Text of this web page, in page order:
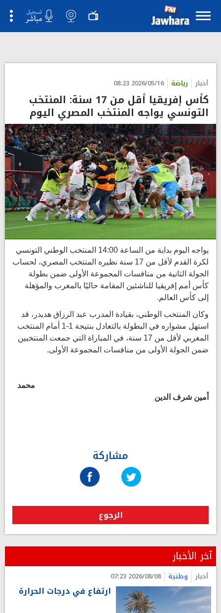
أخبار رياضة 2026/05/16 08:23
كأس إفريقيا أقل من 17 سنة: المنتخب
التونسي يواجه المنتخب المصري اليوم
يواجه اليوم بداية من الساعة 14:00 المنتخب الوطني التونسي
لكرة القدم لأقل من 17 سنة نظيره المنتخب المصري، لحساب
الجولة الثانية من منافسات المجموعة الأولى ضمن بطولة
كأس أمم إفريقيا للناشئين المقامة حاليًا بالمغرب والمؤهلة
إلى كأس العالم.
وكان المنتخب الوطني، بقيادة المدرب عبد الرزاق هديدر، قد
استهل مشواره في البطولة بالتعادل بنتيجة 1-1 أمام المنتخب
المغربي لأقل من 17 سنة، في المباراة التي جمعت المنتخبين
ضمن الجولة الأولى من منافسات المجموعة الأولى.
محمد
أمين شرف الدين
مشاركة
الرجوع
آخر الأخبار
أخبار وطنية 2026/08/08 07:23
ارتفاع في درجات الحرارة